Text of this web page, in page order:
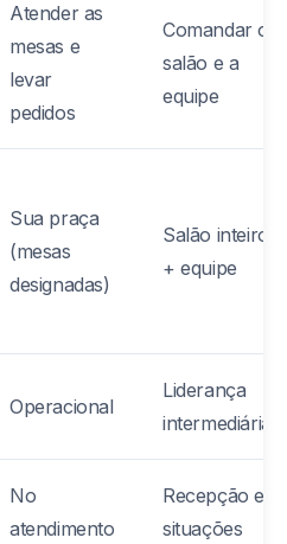
Atender as
mesas e
levar
pedidos
Comandar o
salão e a
equipe
Sua praça
(mesas
designadas)
Salão inteiro
+ equipe
Operacional
Liderança
intermediária
No
atendimento
Recepção e
situações